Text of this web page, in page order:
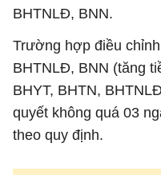
BHTNLĐ, BNN.
Trường hợp điều
BHTNLĐ, BNN (tăng
BHYT, BHTN,
quyết không quá 03
theo quy định.